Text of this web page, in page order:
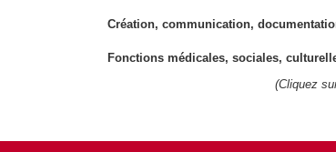
Création, communication,
Fonctions médicales, sociales,
(Cliquez